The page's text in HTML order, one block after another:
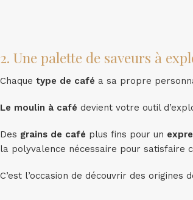
2. Une palette de saveurs à
Chaque type de café a sa propre
Le moulin à café devient votre outil
Des grains de café plus fins pour un
la polyvalence nécessaire pour satisfaire
C’est l’occasion de découvrir des origines